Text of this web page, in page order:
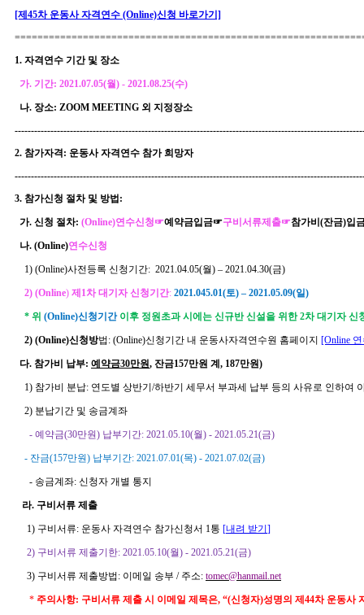
[제45차 운동사 자격연수 (Online)신청 바로가기]
1. 자격연수 기간 및 장소
가. 기간: 2021.07.05(월) - 2021.08.25(수)
나. 장소: ZOOM MEETING 외 지정장소
2. 참가자격: 운동사 자격연수 참가 희망자
3. 참가신청 절차 및 방법:
가. 신청 절차: (Online)연수신청☞예약금입금☞구비서류제출☞참가비(잔금)입
나. (Online)연수신청
1) (Online)사전등록 신청기간: 2021.04.05(월) – 2021.04.30(금)
2) (Online) 제1차 대기자 신청기간: 2021.045.01(토) – 2021.05.09(일)
* 위 (Online)신청기간 이후 정원초과 시에는 신규반 신설을 위한 2차 대기자 신
2) (Online)신청방법: (Online)신청기간 내 운동사자격연수원 홈페이지 [Online
다. 참가비 납부: 예약금30만원, 잔금157만원 계, 187만원)
1) 참가비 분납: 연도별 상반기/하반기 세무서 부과세 납부 등의 사유로 인하여
2) 분납기간 및 송금계좌
- 예약금(30만원) 납부기간: 2021.05.10(월) - 2021.05.21(금)
- 잔금(157만원) 납부기간: 2021.07.01(목) - 2021.07.02(금)
- 송금계좌: 신청자 개별 통지
라. 구비서류 제출
1) 구비서류: 운동사 자격연수 참가신청서 1 통 [내려 받기]
2) 구비서류 제출기한: 2021.05.10(월) - 2021.05.21(금)
3) 구비서류 제출방법: 이메일 송부 / 주소: tomec@hanmail.net
* 주의사항: 구비서류 제출 시 이메일 제목은, “(신청자)성명의 제44차 운동사